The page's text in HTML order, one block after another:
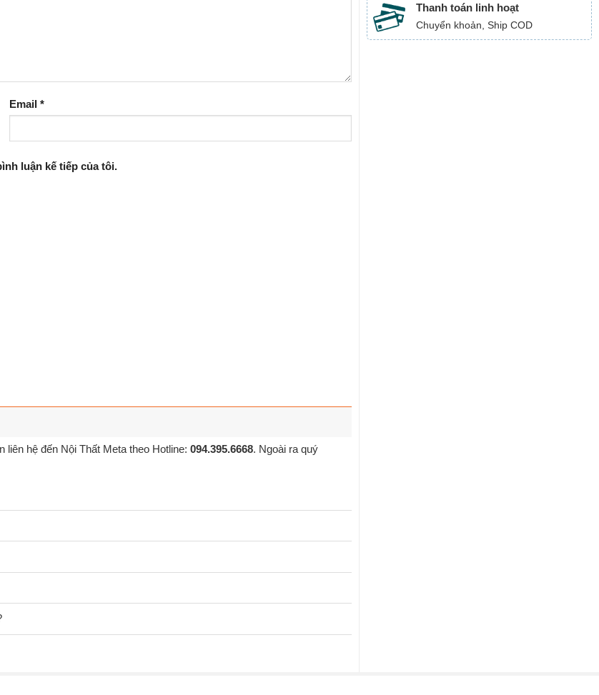
Email *
luận kế tiếp của tôi.
hệ đến Nội Thất Meta theo Hotline: 094.395.6668. Ngoài ra quý
Thanh toán linh hoạt
Chuyển khoản, Ship COD